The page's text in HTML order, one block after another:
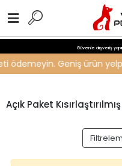
Güvenle alışveriş
ödemeyin. Geniş ürün
Açık Paket